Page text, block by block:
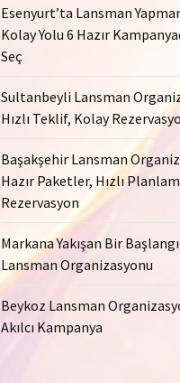
Esenyurt’ta Lansman
Kolay Yolu 6 Hazır
Seç
Sultanbeyli Lansman
Hızlı Teklif, Kolay
Başakşehir Lansman
Hazır Paketler, Hızlı
Rezervasyon
Markana Yakışan Bir
Lansman Organizasyonu
Beykoz Lansman
Akılcı Kampanya